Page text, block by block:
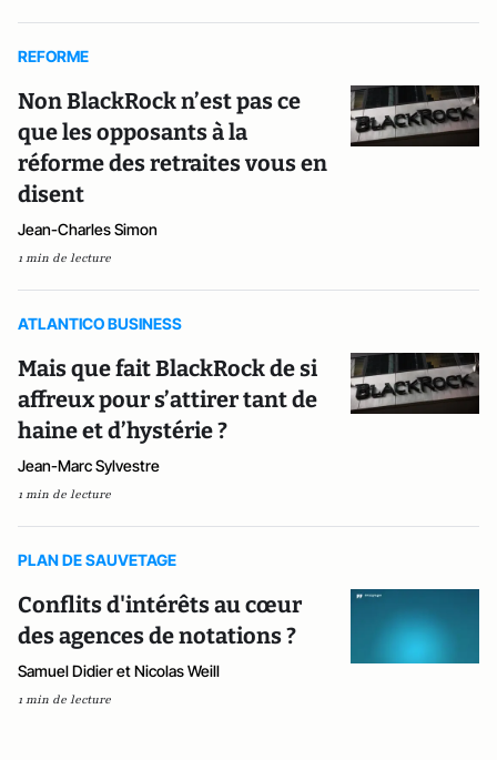
REFORME
Non BlackRock n’est pas ce
que les opposants à la
réforme des retraites vous en
disent
Jean-Charles Simon
1 min de lecture
ATLANTICO BUSINESS
Mais que fait BlackRock de si
affreux pour s’attirer tant de
haine et d’hystérie ?
Jean-Marc Sylvestre
1 min de lecture
PLAN DE SAUVETAGE
Conflits d'intérêts au cœur
des agences de notations ?
Samuel Didier et Nicolas Weill
1 min de lecture